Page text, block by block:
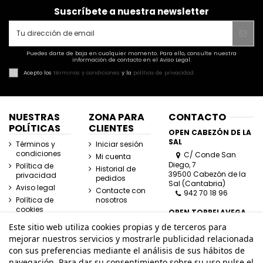
Suscríbete a nuestra newsletter
Puedes darte de baja en cualquier momento. Para ello, consulte nuestra
información de contacto en el Aviso Legal.
Acepto los términos y condiciones y la política de privacidad
NUESTRAS
POLÍTICAS
Términos y
condiciones
Política de
privacidad
Aviso legal
Política de
cookies
ZONA PARA
CLIENTES
Iniciar sesión
Mi cuenta
Historial de
pedidos
Contacte con
nosotros
CONTACTO
OPEN CABEZÓN DE LA
SAL
C/ Conde San
Diego, 7
39500 Cabezón de la
Sal (Cantabria)
942 70 18 96
OPEN TORRELAVEGA
C/ José Posada
Herrera, Esquina
Lasaga Larreta
39300 Torrelavega
Este sitio web utiliza cookies propias y de terceros para
mejorar nuestros servicios y mostrarle publicidad relacionada
con sus preferencias mediante el análisis de sus hábitos de